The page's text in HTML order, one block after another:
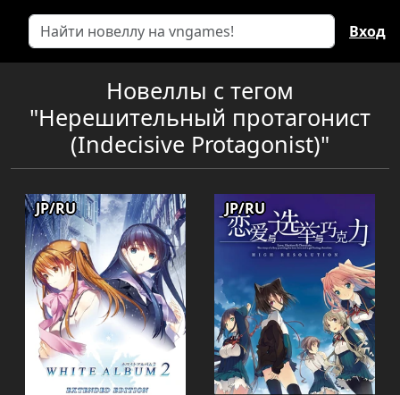
Вход
Новеллы с тегом
"Нерешительный протагонист
(Indecisive Protagonist)"
JP/RU JP/RU